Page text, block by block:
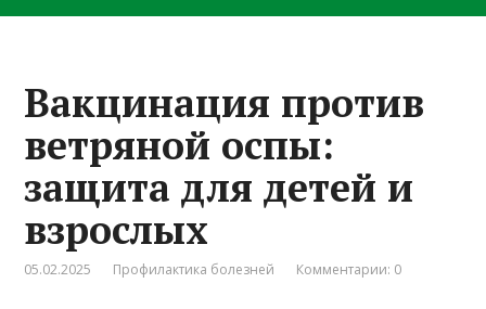
Вакцинация против
ветряной оспы:
защита для детей и
взрослых
05.02.2025 Профилактика болезней Комментарии: 0